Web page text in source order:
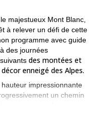
majestueux Mont Blanc,
à relever un défi de cette
programme avec guide
des journées
des montées et
enneigé des Alpes.
impressionnante
un chemin